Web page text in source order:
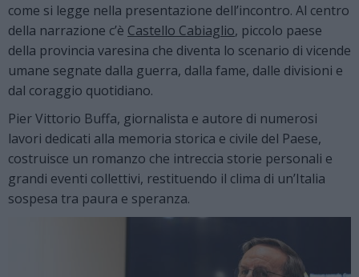
come si legge nella presentazione dell’incontro. Al centro
della narrazione c’è Castello Cabiaglio, piccolo paese
della provincia varesina che diventa lo scenario di vicende
umane segnate dalla guerra, dalla fame, dalle divisioni e
dal coraggio quotidiano.
Pier Vittorio Buffa, giornalista e autore di numerosi
lavori dedicati alla memoria storica e civile del Paese,
costruisce un romanzo che intreccia storie personali e
grandi eventi collettivi, restituendo il clima di un’Italia
sospesa tra paura e speranza.